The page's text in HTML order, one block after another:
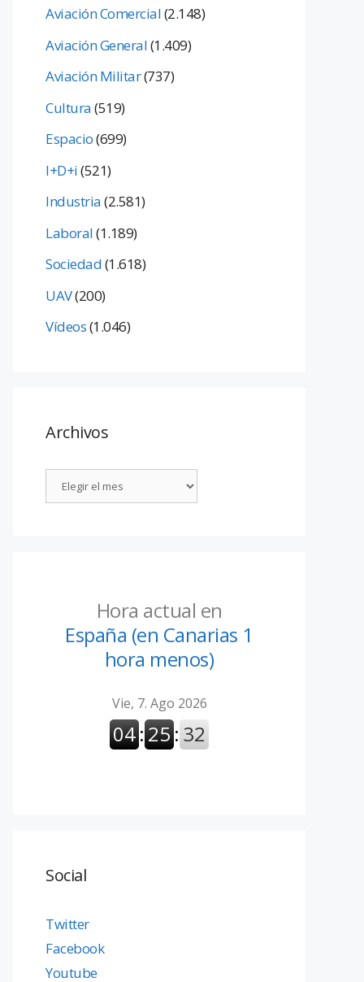
Aviación Comercial(2.148)
Aviación General(1.409)
Aviación Militar(737)
Cultura(519)
Espacio(699)
I+D+i(521)
Industria(2.581)
Laboral(1.189)
Sociedad(1.618)
UAV(200)
Vídeos(1.046)
Archivos
Hora actual en
España (en Canarias 1
hora menos)
Social
Twitter
Facebook
Youtube